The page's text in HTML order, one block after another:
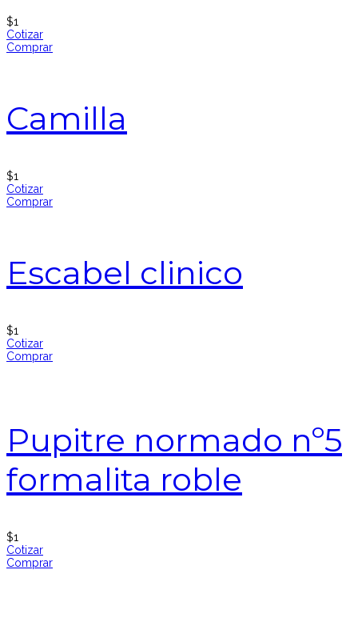
$1
Cotizar
Comprar
Camilla
$1
Cotizar
Comprar
Escabel clinico
$1
Cotizar
Comprar
Pupitre normado nº5
formalita roble
$1
Cotizar
Comprar